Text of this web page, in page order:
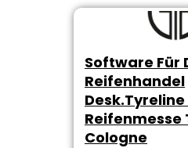
Software Für
Reifenhandel
Desk.tyreline
Reifenmesse
Cologne